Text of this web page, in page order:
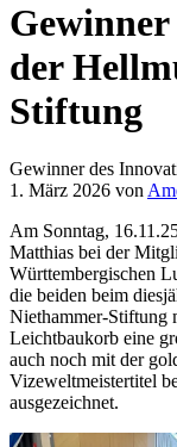
der
Stiftung
Gewinner des
1. März 2026 von
Am Sonntag,
Matthias bei der
Württembergischen
die beiden beim
Niethammer-Stiftung
Leichtbaukorb eine
auch noch mit der
Vizeweltmeistertitel
ausgezeichnet.